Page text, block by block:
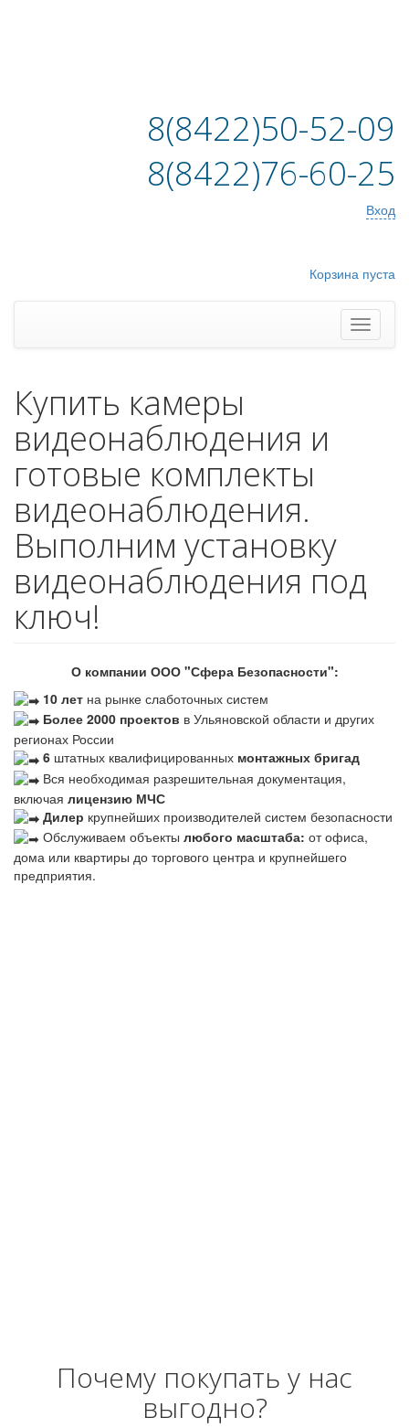
8(8422)50-52-09
8(8422)76-60-25
Вход
Корзина пуста
Купить камеры
видеонаблюдения и
готовые комплекты
видеонаблюдения.
Выполним установку
видеонаблюдения под
ключ!
О компании ООО "Сфера Безопасности":
10 лет на рынке слаботочных систем
Более 2000 проектов в Ульяновской области и других
регионах России
6 штатных квалифицированных монтажных бригад
Вся необходимая разрешительная документация,
включая лицензию МЧС
Дилер крупнейших производителей систем безопасности
Обслуживаем объекты любого масштаба: от офиса,
дома или квартиры до торгового центра и крупнейшего
предприятия.
Почему покупать у нас
выгодно?